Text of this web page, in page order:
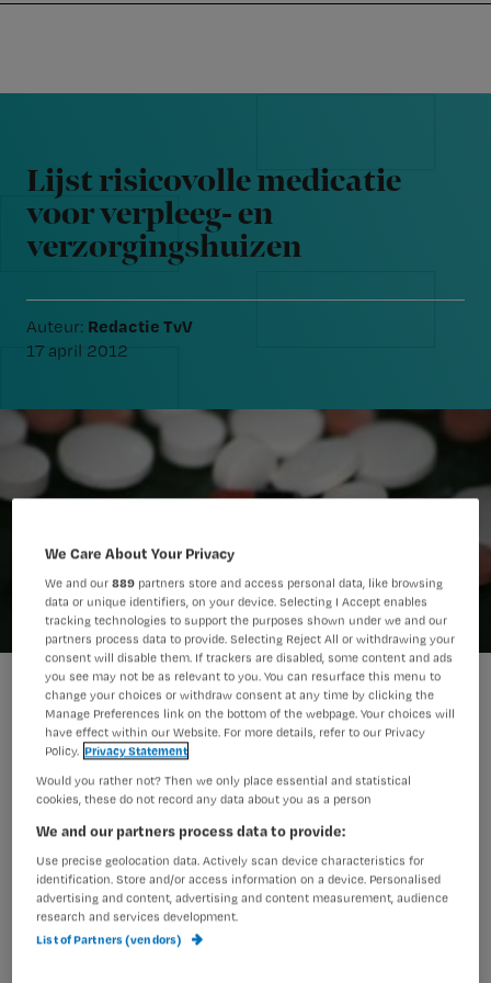
navigation
content
Nursing
198_medicijnen
Lijst risicovolle medicatie
voor verpleeg- en
verzorgingshuizen
Auteur: Redactie TvV
17 april 2012
Geneesmiddelen moeten zowel door
de apotheker als door de
verpleegkundige gecontroleerd
worden in verpleeg- en
verzorgingshuizen. De Taskforce
Medicatieveiligheid in de Care
We Care About Your Privacy
We and our889 partners store and access personal data, like browsing
data or unique identifiers, on your device. Selecting I Accept enables
tracking technologies to support the purposes shown under we and our
partners process data to provide. Selecting Reject All or withdrawing your
consent will disable them. If trackers are disabled, some content and ads
you see may not be as relevant to you. You can resurface this menu to
change your choices or withdraw consent at any time by clicking the
Manage Preferences link on the bottom of the webpage. Your choices will
have effect within our Website. For more details, refer to our Privacy
Policy. Privacy Statement
Would you rather not? Then we only place essential and statistical
cookies, these do not record any data about you as a person
We and our partners process data to provide:
Use precise geolocation data. Actively scan device characteristics for
identification. Store and/or access information on a device. Personalised
advertising and content, advertising and content measurement, audience
research and services development.
List of Partners (vendors)